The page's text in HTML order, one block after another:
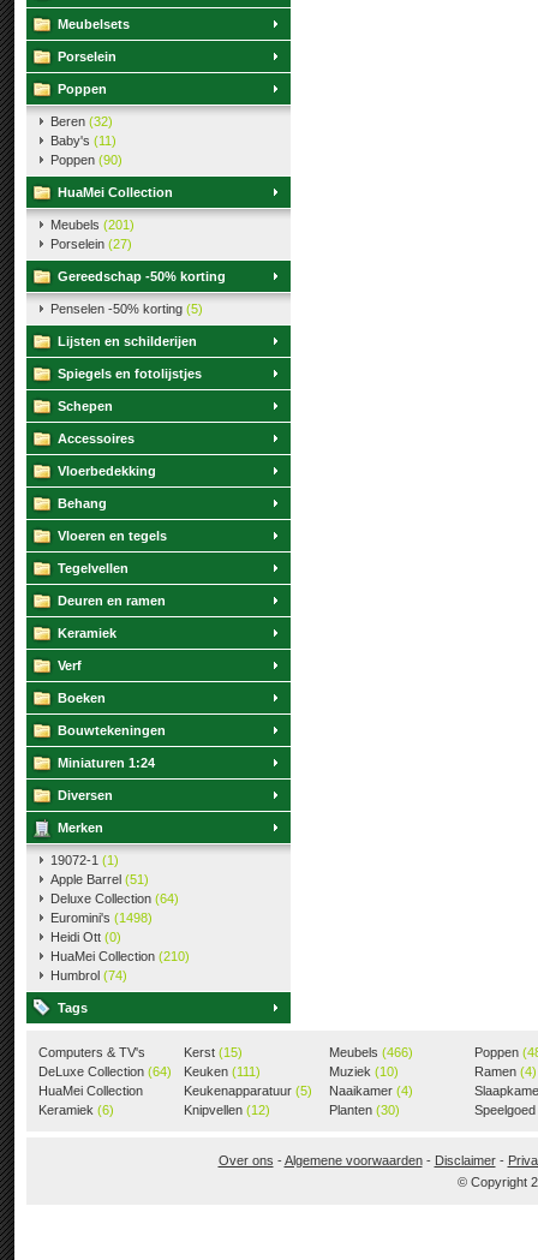
Meubelsets
Porselein
Poppen
Beren (32)
Baby's (11)
Poppen (90)
HuaMei Collection
Meubels (201)
Porselein (27)
Gereedschap -50% korting
Penselen -50% korting (5)
Lijsten en schilderijen
Spiegels en fotolijstjes
Schepen
Accessoires
Vloerbedekking
Behang
Vloeren en tegels
Tegelvellen
Deuren en ramen
Keramiek
Verf
Boeken
Bouwtekeningen
Miniaturen 1:24
Diversen
Merken
19072-1 (1)
Apple Barrel (51)
Deluxe Collection (64)
Euromini's (1498)
Heidi Ott (0)
HuaMei Collection (210)
Humbrol (74)
Tags
Computers & TV's
(18)
DeLuxe Collection (64)
HuaMei Collection
(205)
Keramiek (6)
Kerst (15)
Keuken (111)
Keukenapparatuur (5)
Knipvellen (12)
Meubels (466)
Muziek (10)
Naaikamer (4)
Planten (30)
Poppen
Ramen (4)
Speelgoed
Over ons -Algemene voorwaarden- Disclaimer-
© Copyright